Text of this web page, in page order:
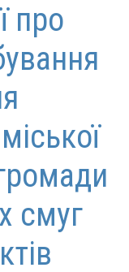
про
смуг